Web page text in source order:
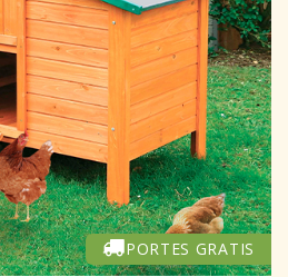
PORTES GRATIS